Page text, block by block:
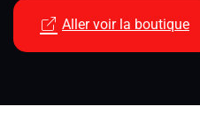
Aller voir la boutique